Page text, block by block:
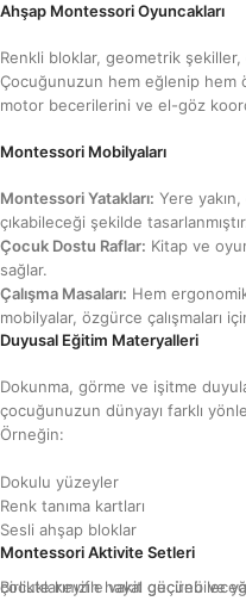
Ahşap Montessori Oyuncakları
Renkli bloklar, geometrik
Çocuğunuzun hem eğlenip hem
motor becerilerini ve el-göz
Montessori Mobilyaları
Montessori Yatakları: Yere
çıkabileceği şekilde
Çocuk Dostu Raflar: Kitap ve
sağlar.
Çalışma Masaları: Hem
mobilyalar, özgürce çalışmaları
Duyusal Eğitim Materyalleri
Dokunma, görme ve işitme
çocuğunuzun dünyayı farklı
Örneğin:
Dokulu yüzeyler
Renk tanıma kartları
Sesli ahşap bloklar
Montessori Aktivite Setleri
Birlikte keyifle vakit geçirebileceğiniz Montessori setlerimiz,